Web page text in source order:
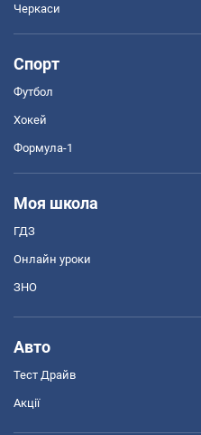
Черкаси
Спорт
Футбол
Хокей
Формула-1
Моя школа
ГДЗ
Онлайн уроки
ЗНО
Авто
Тест Драйв
Акції